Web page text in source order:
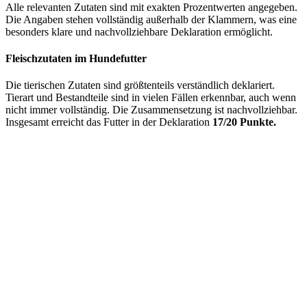
Alle relevanten Zutaten sind mit exakten Prozentwerten angegeben.
Die Angaben stehen vollständig außerhalb der Klammern, was eine
besonders klare und nachvollziehbare Deklaration ermöglicht.
Fleischzutaten im Hundefutter
Die tierischen Zutaten sind größtenteils verständlich deklariert.
Tierart und Bestandteile sind in vielen Fällen erkennbar, auch wenn
nicht immer vollständig. Die Zusammensetzung ist nachvollziehbar.
Insgesamt erreicht das Futter in der Deklaration 17/20 Punkte.